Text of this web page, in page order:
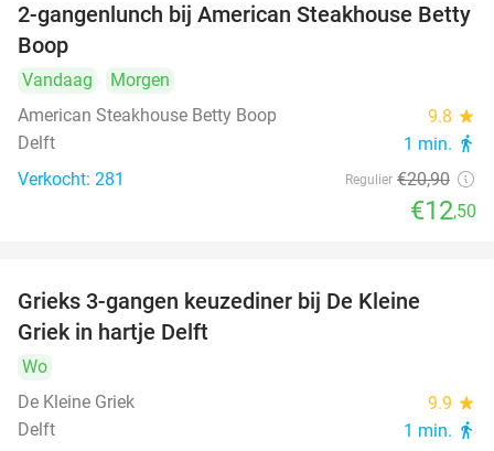
40%
2-gangenlunch bij American Steakhouse Betty
Boop
Vandaag
Morgen
American Steakhouse Betty Boop
9.8 star
Delft 1 min. directions_walk
Verkocht: 281 Regulier €20,90
€12,50
Grieks 3-gangen keuzediner bij De Kleine
Griek in hartje Delft
Wo
De Kleine Griek
9.9 star
Delft 1 min. directions_walk